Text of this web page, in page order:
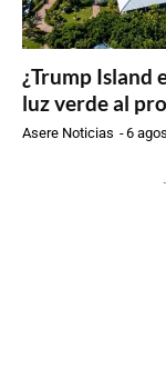
¿Trump Island
luz verde al
Asere Noticias -6